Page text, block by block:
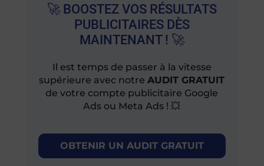
🚀 BOOSTEZ VOS RÉSULTATS
PUBLICITAIRES DÈS
MAINTENANT ! 🚀
Il est temps de passer à la vitesse
supérieure avec notreAUDIT GRATUIT
de votre compte publicitaire Google
Ads ou Meta Ads ! 💥
OBTENIR UN AUDIT GRATUIT